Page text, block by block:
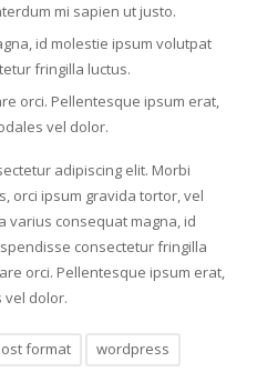
mi sapien ut justo.
id molestie ipsum volutpat
fringilla luctus.
orci. Pellentesque ipsum erat,
vel dolor.
adipiscing elit. Morbi
orci ipsum gravida tortor, vel
varius consequat magna, id
consectetur fringilla
orci. Pellentesque ipsum erat,
vel dolor.
format wordpress